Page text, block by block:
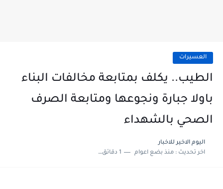
العسيرات
الطيب.. يكلف بمتابعة مخالفات البناء
باولا جبارة ونجوعها ومتابعة الصرف
الصحي بالشهداء
اليوم الاخير للاخبار
اخر تحديث :منذ بضع اعوام 1 دقائق للقراءة